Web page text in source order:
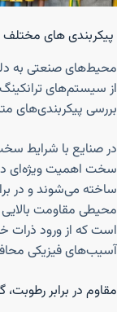
پیکربندی های مختلف
محیط‌های صنعتی به
از سیستم‌های
بررسی پیکربندی‌های
در صنایع با شرایط
سخت اهمیت ویژه‌ای
ساخته می‌شوند و در
محیطی مقاومت
است که از ورود ذرات
آسیب‌های فیزیکی
مقاوم در برابر